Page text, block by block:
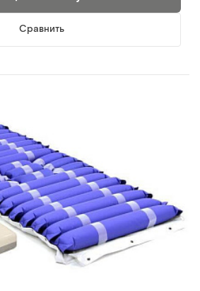
Сравнить